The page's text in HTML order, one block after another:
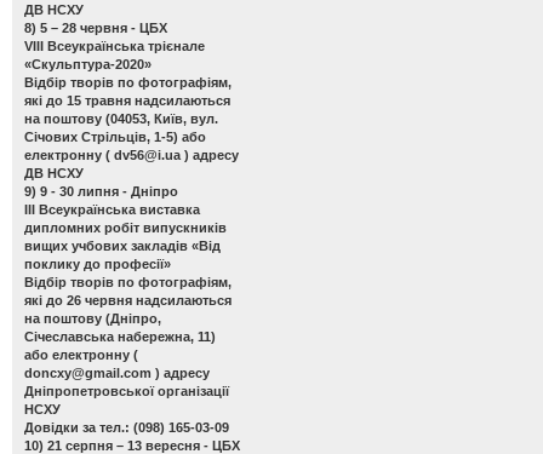
ДВ НСХУ
8) 5 – 28 червня - ЦБХ
VIII Всеукраїнська трієнале
«Скульптура-2020»
Відбір творів по фотографіям,
які до 15 травня надсилаються
на поштову (04053, Київ, вул.
Січових Стрільців, 1-5) або
електронну ( dv56@i.ua ) адресу
ДВ НСХУ
9) 9 - 30 липня - Дніпро
ІІІ Всеукраїнська виставка
дипломних робіт випускників
вищих учбових закладів «Від
поклику до професії»
Відбір творів по фотографіям,
які до 26 червня надсилаються
на поштову (Дніпро,
Січеславська набережна, 11)
або електронну (
doncxy@gmail.com ) адресу
Дніпропетровської організації
НСХУ
Довідки за тел.: (098) 165-03-09
10) 21 серпня – 13 вересня - ЦБХ